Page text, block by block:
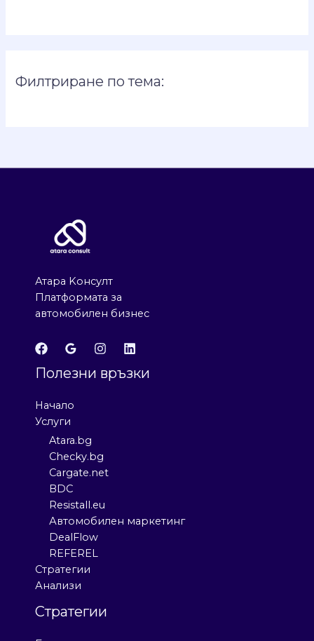
Филтриране по тема:
Атара Kонсулт
Платформата за
автомобилен бизнес
Полезни връзки
Начало
Услуги
Atara.bg
Checky.bg
Cargate.net
BDC
Resistall.eu
Автомобилен маркетинг
DealFlow
REFEREL
Стратегии
Анализи
Стратегии